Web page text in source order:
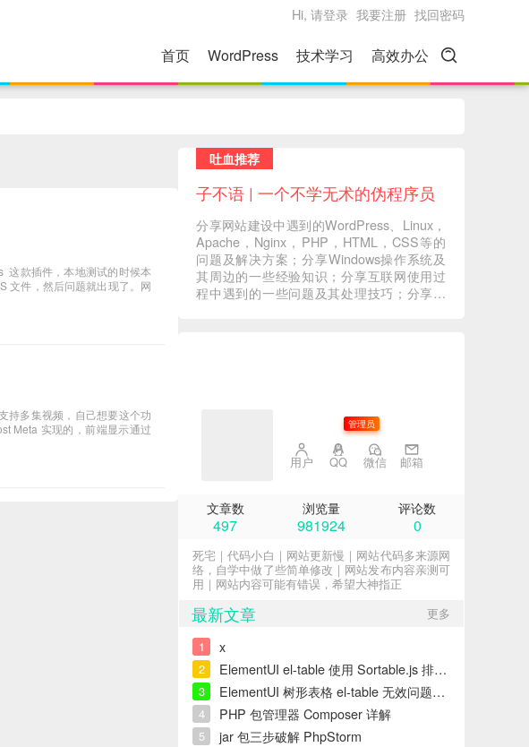
Hi, 请登录 我要注册 找回密码
首页 WordPress 技术学习 高效办公
这款插件，本地测试的时候本
文件，然后问题就出现了。网
持多集视频，自己想要这个功
Meta 实现的，前端显示通过
吐血推荐
子不语 | 一个不学无术的伪程序员
分享网站建设中遇到的WordPress、Linux，
Apache，Nginx，PHP，HTML，CSS等的
问题及解决方案；分享Windows操作系统及
其周边的一些经验知识；分享互联网使用过
程中遇到的一些问题及其处理技巧；分享一
管理员
用户 QQ 微信 邮箱
文章数
497
浏览量
981924
评论数
0
死宅｜代码小白｜网站更新慢｜网站代码多来源网
络，自学中做了些简单修改｜网站发布内容亲测可
用｜网站内容可能有错误，希望大神指正
更多
最新文章
1 x
2 ElementUI el-table 使用 Sortable.js 排序错误解决
3 ElementUI 树形表格 el-table 无效问题解决
4 PHP 包管理器 Composer 详解
5 jar 包三步破解 PhpStorm